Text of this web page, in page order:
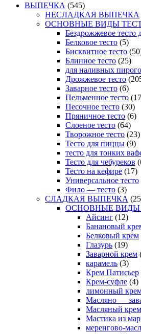
ВЫПЕЧКА (545)
НЕСЛАДКАЯ ВЫПЕЧКА
ОСНОВНЫЕ ВИДЫ
Бездрожжевое тесто
Белковое тесто (5)
Бисквитное тесто
Блинное тесто (25)
для наливных
Дрожжевое тесто
Заварное тесто (6)
Пельменное тесто
Песочное тесто (30)
Пряничное тесто (6)
Слоеное тесто (64)
Творожное тесто (23)
Тесто для пиццы (9)
тесто для тонких
Тесто для чебуреков
Тесто на кефире (17)
Универсальное тесто
Фило — тесто (3)
СЛАДКАЯ ВЫПЕЧКА
ОСНОВНЫЕ ВИДЫ
Айсинг (12)
Банановый
Белковый крем
Глазурь (19)
Заварной крем
карамель (3)
Крем Патисьер
Крем-суфле (4)
лимонный
Масляно —
Масляный крем
Мастика из
меренгово-